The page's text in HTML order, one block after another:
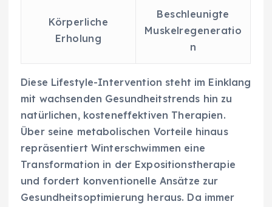
Körperliche
Erholung
Beschleunigte
Muskelregeneratio
n
Diese Lifestyle-Intervention steht im Einklang
mit wachsenden Gesundheitstrends hin zu
natürlichen, kosteneffektiven Therapien.
Über seine metabolischen Vorteile hinaus
repräsentiert Winterschwimmen eine
Transformation in der Expositionstherapie
und fordert konventionelle Ansätze zur
Gesundheitsoptimierung heraus. Da immer